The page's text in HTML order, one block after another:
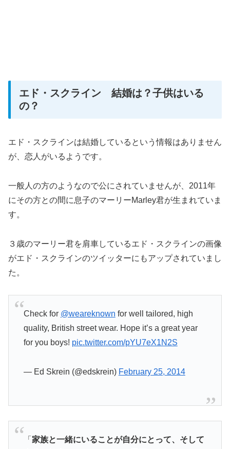
エド・スクライン 結婚は？子供はいる
の？
エド・スクラインは結婚しているという情報はありません
が、恋人がいるようです。
一般人の方のようなので公にされていませんが、2011年
にその方との間に息子のマーリーMarley君が生まれていま
す。
３歳のマーリー君を肩車しているエド・スクラインの画像
がエド・スクラインのツイッターにもアップされていまし
た。
Check for @weareknown for well tailored, high
quality, British street wear. Hope it’s a great year
for you boys! pic.twitter.com/pYU7eX1N2S
— Ed Skrein (@edskrein) February 25, 2014
「 家族と一緒にいることが自分にとって、そして